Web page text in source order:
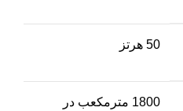
50 هرتز
1800 مترمکعب در